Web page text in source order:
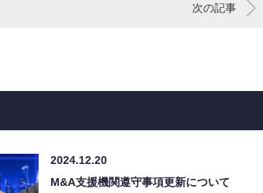
次の記事
2024.12.20
M&A支援機関遵守事項更新について